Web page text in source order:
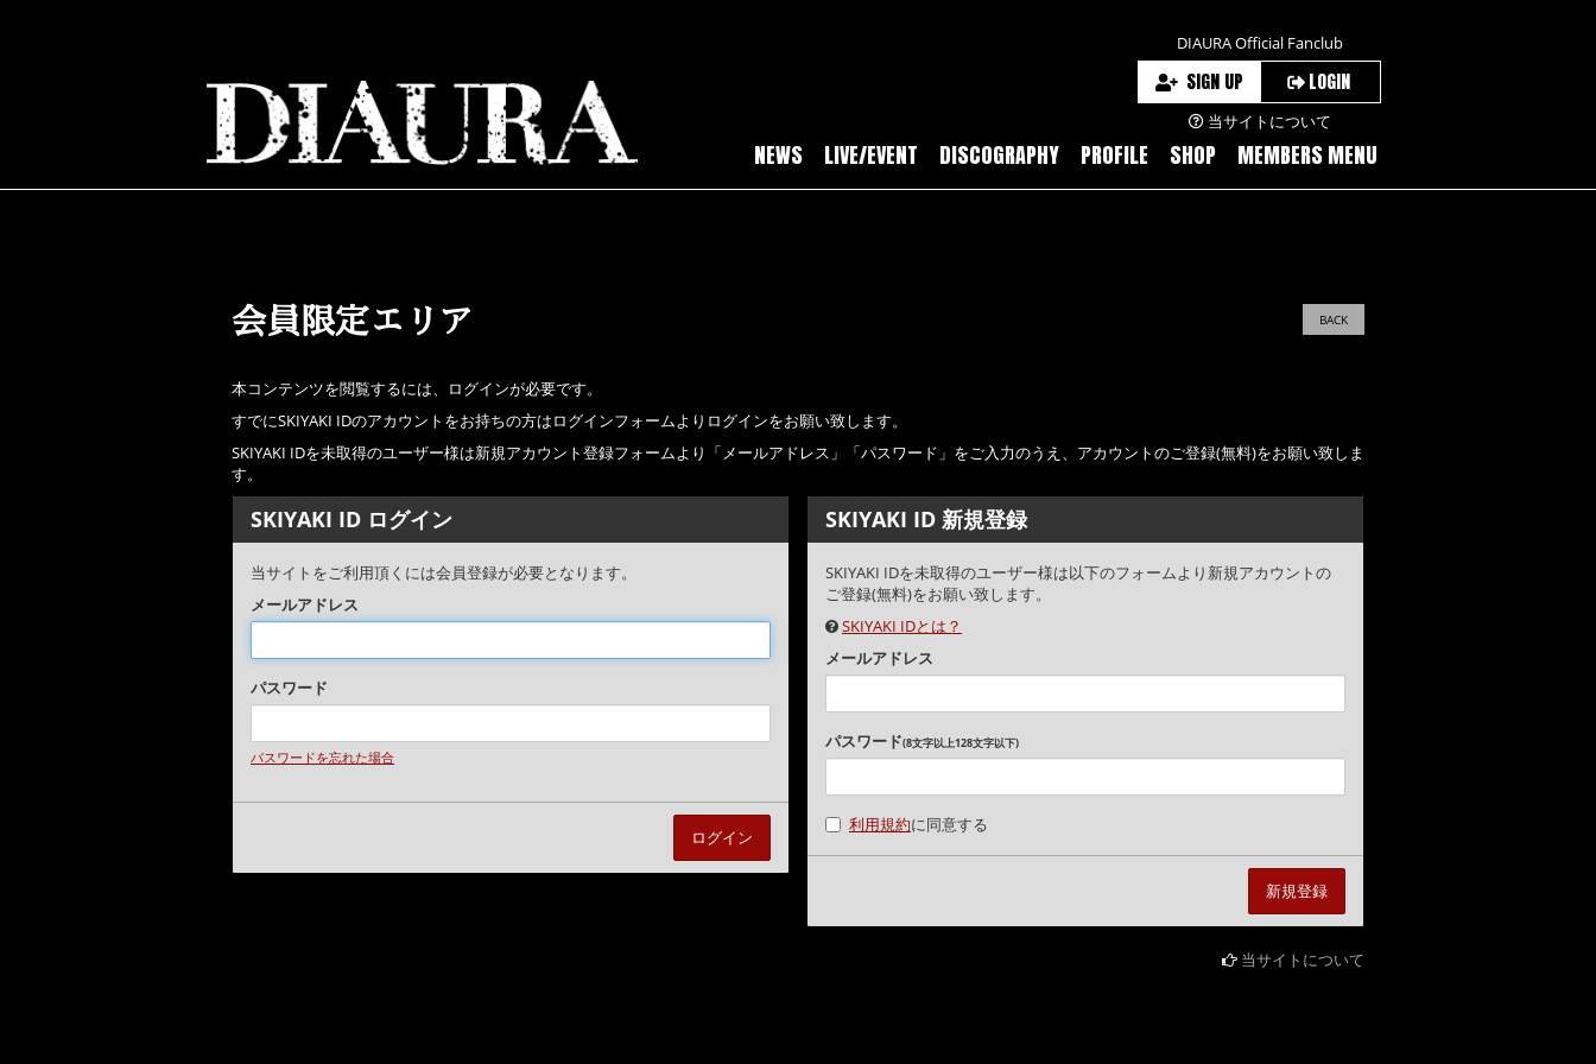
DIAURA Official Fanclub
SIGN UP LOGIN
当サイトについて
NEWS LIVE/EVENT DISCOGRAPHY PROFILE SHOP MEMBERS MENU
会員限定エリア BACK
本コンテンツを閲覧するには、ログインが必要です。
すでにSKIYAKI IDのアカウントをお持ちの方はログインフォームよりログインをお願い致します。
SKIYAKI IDを未取得のユーザー様は新規アカウント登録フォームより「メールアドレス」「パスワード」をご入力のうえ、アカウントのご登録(無料)をお願い致しま
す。
SKIYAKI ID ログイン
当サイトをご利用頂くには会員登録が必要となります。
メールアドレス
パスワード
パスワードを忘れた場合
SKIYAKI ID 新規登録
SKIYAKI IDを未取得のユーザー様は以下のフォームより新規アカウントの
ご登録(無料)をお願い致します。
SKIYAKI IDとは？
メールアドレス
パスワード(8文字以上128文字以下)
利用規約に同意する
当サイトについて